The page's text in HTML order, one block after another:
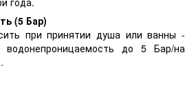
(5 Бар)
при принятии душа или ванны -
до 5 Бар/на